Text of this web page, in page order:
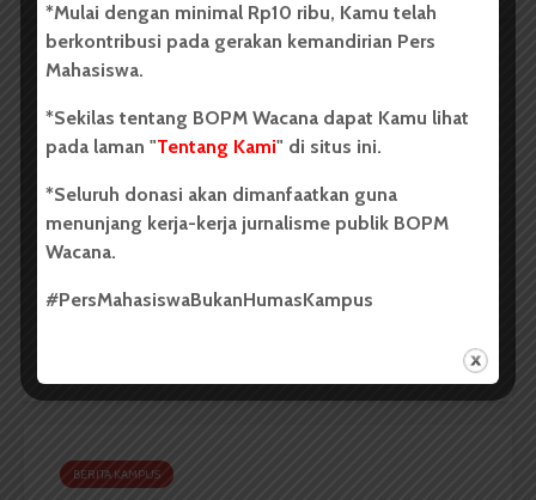
BPDP Sosialisasikan Lomba Riset
Penelitian dalam Sektor
Perkebunan
BERITA KAMPUS
*Mulai dengan minimal Rp10 ribu, Kamu telah
berkontribusi pada gerakan kemandirian Pers
Mahasiswa.
*Sekilas tentang BOPM Wacana dapat Kamu lihat
pada laman "Tentang Kami" di situs ini.
*Seluruh donasi akan dimanfaatkan guna
menunjang kerja-kerja jurnalisme publik BOPM
Wacana.
#PersMahasiswaBukanHumasKampus